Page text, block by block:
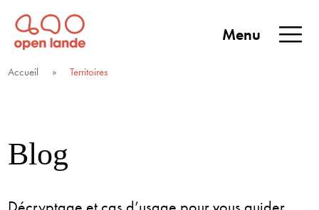
Aller
directement
au
contenu
TERRITOIRES
Open Lande
Entreprises & territoires
Menu
Accueil » Territoires
Blog